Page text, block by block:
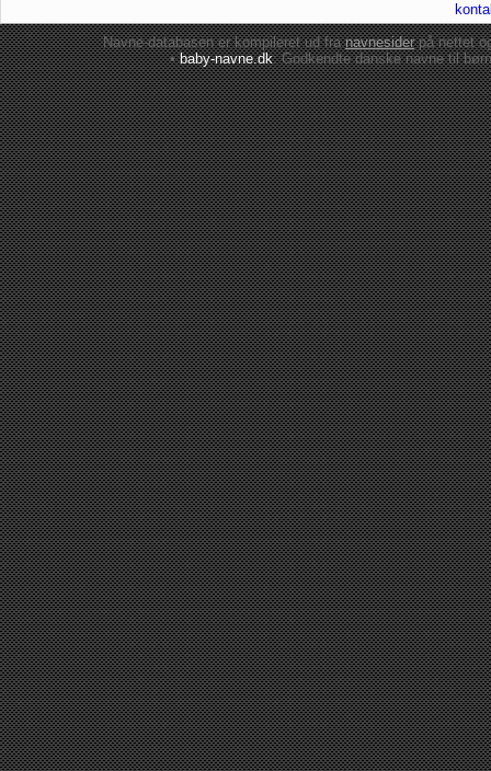
Navne-databasen er kompileret ud franavnesiderpå nettet
•baby-navne.dk: Godkendte danskenavne til børn